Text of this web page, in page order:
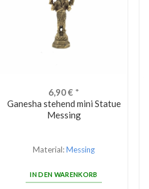
6,90€ *
Ganesha stehend mini Statue
Messing
Material:Messing
IN DEN WARENKORB